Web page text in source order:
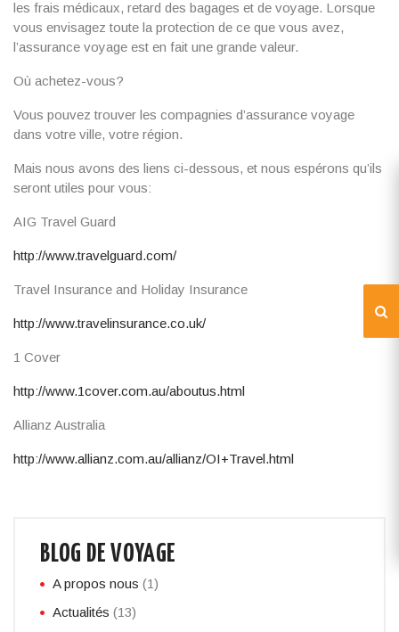
les frais médicaux, retard des bagages et de voyage. Lorsque
vous envisagez toute la protection de ce que vous avez,
l’assurance voyage est en fait une grande valeur.
Où achetez-vous?
Vous pouvez trouver les compagnies d’assurance voyage
dans votre ville, votre région.
Mais nous avons des liens ci-dessous, et nous espérons qu’ils
seront utiles pour vous:
AIG Travel Guard
http://www.travelguard.com/
Travel Insurance and Holiday Insurance
http://www.travelinsurance.co.uk/
1 Cover
http://www.1cover.com.au/aboutus.html
Allianz Australia
http://www.allianz.com.au/allianz/OI+Travel.html
BLOG DE VOYAGE
A propos nous (1)
Actualités (13)